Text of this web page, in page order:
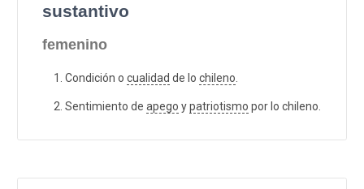
sustantivo
femenino
Condición o cualidad de lo chileno
Sentimiento de apego ypatriotismo por lo chileno.